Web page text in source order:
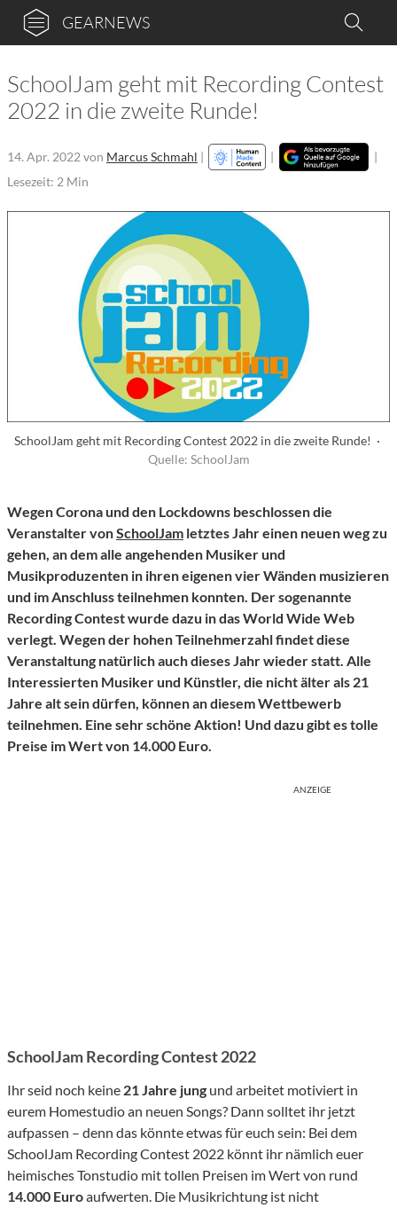
GEARNEWS
SchoolJam geht mit Recording Contest
2022 in die zweite Runde!
14. Apr. 2022 von Marcus Schmahl | |
|
Lesezeit: 2 Min
SchoolJam geht mit Recording Contest 2022 in die zweite Runde! ·
Quelle: SchoolJam
Wegen Corona und den Lockdowns beschlossen die
Veranstalter vonSchoolJam letztes Jahr einen neuen weg zu
gehen, an dem alle angehenden Musiker und
Musikproduzenten in ihren eigenen vier Wänden musizieren
und im Anschluss teilnehmen konnten. Der sogenannte
Recording Contest wurde dazu in das World Wide Web
verlegt. Wegen der hohen Teilnehmerzahl findet diese
Veranstaltung natürlich auch dieses Jahr wieder statt. Alle
Interessierten Musiker und Künstler, die nicht älter als 21
Jahre alt sein dürfen, können an diesem Wettbewerb
teilnehmen. Eine sehr schöne Aktion! Und dazu gibt es tolle
Preise im Wert von 14.000 Euro.
ANZEIGE
SchoolJam Recording Contest 2022
Ihr seid noch keine 21 Jahre jung und arbeitet motiviert in
eurem Homestudio an neuen Songs? Dann solltet ihr jetzt
aufpassen – denn das könnte etwas für euch sein: Bei dem
SchoolJam Recording Contest 2022 könnt ihr nämlich euer
heimisches Tonstudio mit tollen Preisen im Wert von rund
14.000 Euroaufwerten. Die Musikrichtung ist nicht